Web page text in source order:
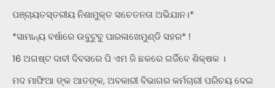
ପଞ୍ଚାୟତସ୍ତରୀୟ ନିଶାମୁକ୍ତ ସଚେତନତା ଅଭିଯାନ।*
*ସାମାନ୍ୟ ବର୍ଷାରେ ଉବୁଟୁବୁ ପାରଳାଖେମୁଣ୍ଡି ସହର* !
16 ଅଗଷ୍ଟ ଦାବୀ ଦିବସରେ ପି ଏମ ଜି ଛକରେ ଗର୍ଜିବେ ଶିକ୍ଷକ ।
ମଦ ମାଫିଆ ଙ୍କ ଆତଙ୍କ, ଅବକାରୀ ବିଭାଗର କର୍ମଚାରୀ ପରିଚୟ ଦେଇ